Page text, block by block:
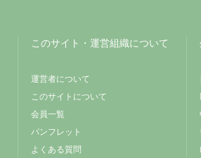
このサイト・運営組織について
運営者について
このサイトについて
会員一覧
パンフレット
よくある質問